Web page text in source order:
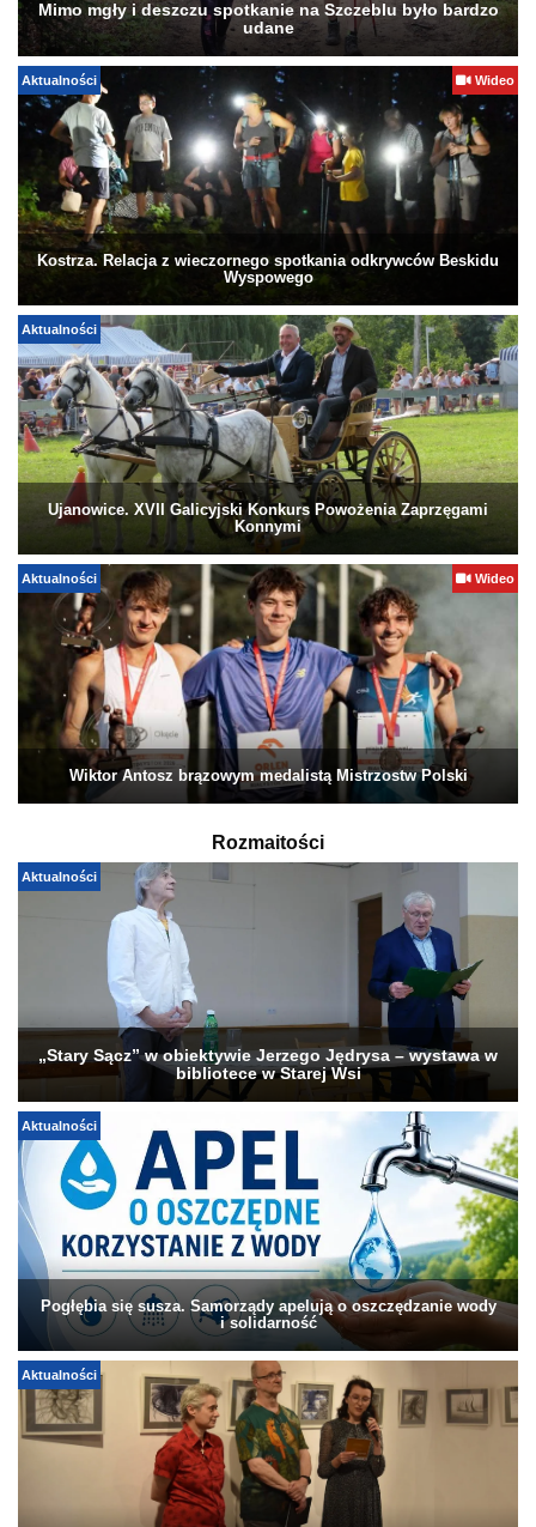
Mimo mgły i deszczu spotkanie na Szczeblu było bardzo
udane
Aktualności Wideo
Kostrza. Relacja z wieczornego spotkania odkrywców Beskidu
Wyspowego
Aktualności
Ujanowice. XVII Galicyjski Konkurs Powożenia Zaprzęgami
Konnymi
Aktualności Wideo
Wiktor Antosz brązowym medalistą Mistrzostw Polski
Rozmaitości
Aktualności
„Stary Sącz” w obiektywie Jerzego Jędrysa – wystawa w
bibliotece w Starej Wsi
Aktualności
Pogłębia się susza. Samorządy apelują o oszczędzanie wody
i solidarność
Aktualności